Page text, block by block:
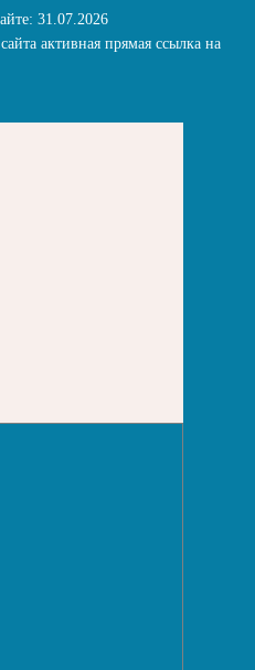
31.07.2026
активная прямая ссылка на